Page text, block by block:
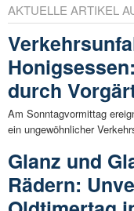
AKTUELLE ARTIKEL
durch
Am Sonntagvormittag
ein ungewöhnlicher
Glanz und
Rädern: